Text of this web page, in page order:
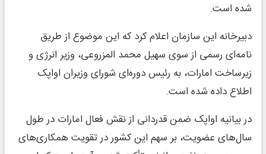
شده است.
دبیرخانه این سازمان اعلام کرد که این موضوع از طریق
نامه‌ای رسمی از سوی سهیل محمد المزروعی، وزیر انرژی و
زیرساخت امارات، به رئیس دوره‌ای شورای وزیران اواپک
اطلاع داده شده است.
در بیانیه اواپک ضمن قدردانی از نقش فعال امارات در طول
سال‌های عضویت، بر سهم این کشور در تقویت همکاری‌های